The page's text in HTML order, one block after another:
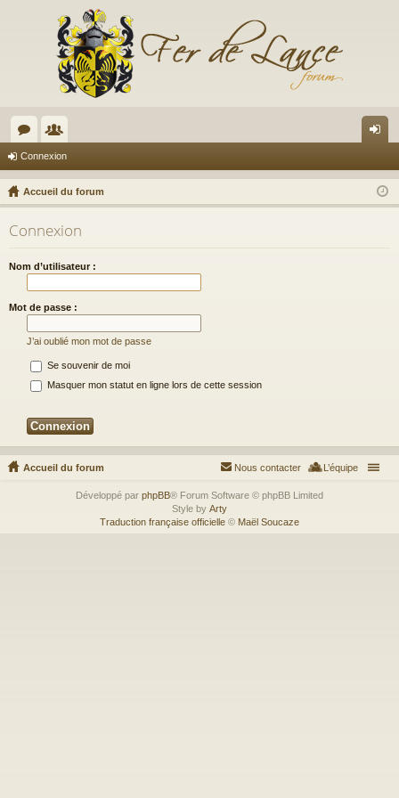
or
u
m
s
e
m
br
es
ne
xi
Connexion
Accueil du forum
Connexion
Nom d’utilisateur :
Mot de passe :
J’ai oublié mon mot de passe
Se souvenir de moi
Masquer mon statut en ligne lors de cette session
Accueil du forum L’équipe
Nous contacter
Développé par phpBB® Forum Software © phpBB Limited
Style by Arty
Traduction française officielle © Maël Soucaze